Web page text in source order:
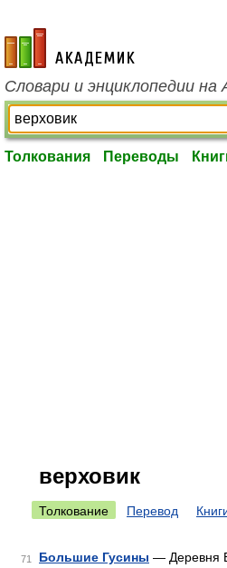
academic.ru
Словари и энциклопедии на
Толкования Переводы
верховик
Толкование Перевод
71 Большие Гусины — Деревня